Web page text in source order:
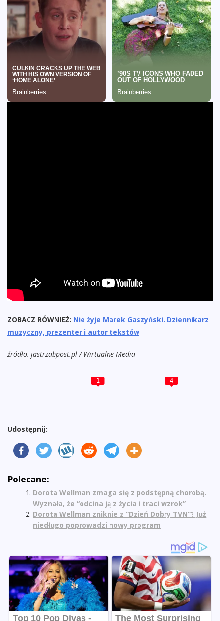
ZOBACZ RÓWNIEŻ: Nie żyje Marek Gaszyński. Dziennikarz
muzyczny, prezenter i autor tekstów
źródło: jastrzabpost.pl / Wirtualne Media
1 4
Udostępnij:
Polecane:
Dorota Wellman zmaga się z podstępną chorobą.
Wyznała, że “odcina ją z życia i traci wzrok”
Dorota Wellman zniknie z “Dzień Dobry TVN”? Już
niedługo poprowadzi nowy program